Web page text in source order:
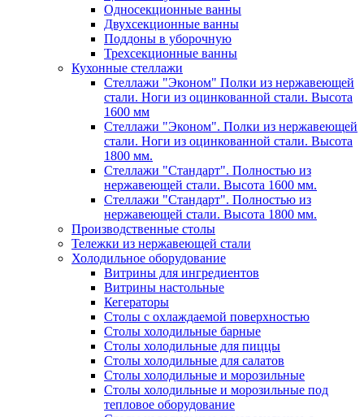
Односекционные ванны
Двухсекционные ванны
Поддоны в уборочную
Трехсекционные ванны
Кухонные стеллажи
Стеллажи "Эконом" Полки из нержавеющей
стали. Ноги из оцинкованной стали. Высота
1600 мм
Стеллажи "Эконом". Полки из нержавеющей
стали. Ноги из оцинкованной стали. Высота
1800 мм.
Стеллажи "Стандарт". Полностью из
нержавеющей стали. Высота 1600 мм.
Стеллажи "Стандарт". Полностью из
нержавеющей стали. Высота 1800 мм.
Производственные столы
Тележки из нержавеющей стали
Холодильное оборудование
Витрины для ингредиентов
Витрины настольные
Кегераторы
Столы с охлаждаемой поверхностью
Столы холодильные барные
Столы холодильные для пиццы
Столы холодильные для салатов
Столы холодильные и морозильные
Столы холодильные и морозильные под
тепловое оборудование